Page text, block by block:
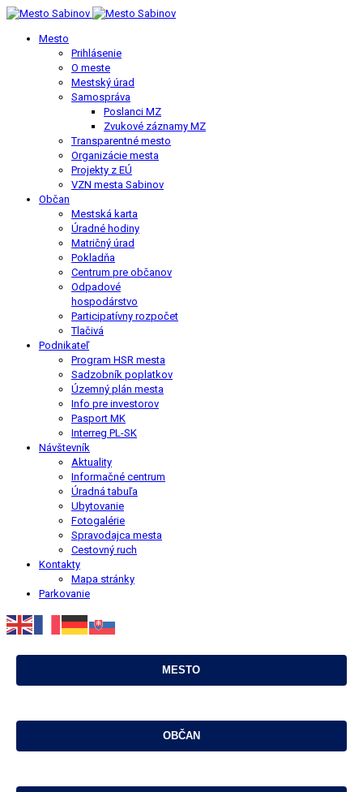
Mesto
Prihlásenie
O meste
Mestský úrad
Samospráva
Poslanci MZ
Zvukové záznamy MZ
Transparentné mesto
Organizácie mesta
Projekty z EÚ
VZN mesta Sabinov
Občan
Mestská karta
Úradné hodiny
Matričný úrad
Pokladňa
Centrum pre občanov
Odpadové
hospodárstvo
Participatívny rozpočet
Tlačivá
Podnikateľ
Program HSR mesta
Sadzobník poplatkov
Územný plán mesta
Info pre investorov
Pasport MK
Interreg PL-SK
Návštevník
Aktuality
Informačné centrum
Úradná tabuľa
Ubytovanie
Fotogalérie
Spravodajca mesta
Cestovný ruch
Kontakty
Mapa stránky
Parkovanie